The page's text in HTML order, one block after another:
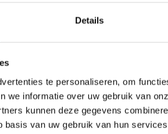
Details
te personaliseren, om
we informatie over uw gebruik van
kunnen deze gegevens
van uw gebruik van hun